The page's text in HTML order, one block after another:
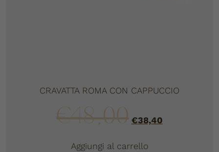
CRAVATTA ROMA CON CAPPUCCIO
€48,00 €38,40
Aggiungi al carrello